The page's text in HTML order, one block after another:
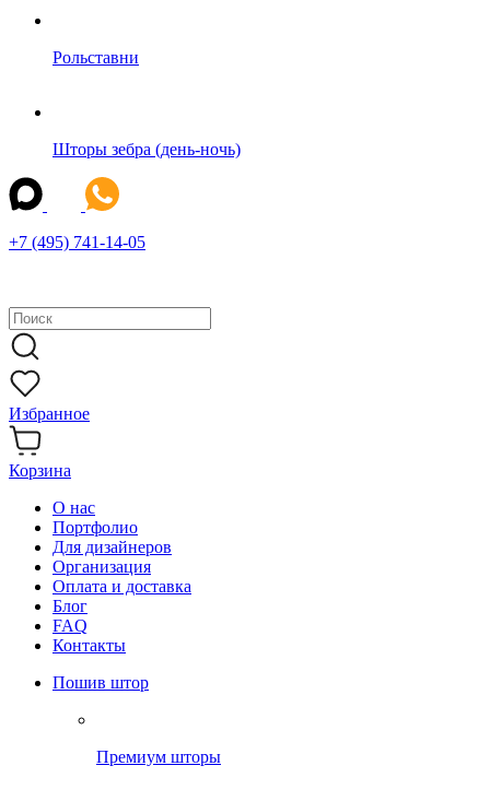
Рольставни
Шторы зебра (день-ночь)
+7 (495) 741-14-05
Избранное
Корзина
О нас
Портфолио
Для дизайнеров
Организация
Оплата и доставка
Блог
FAQ
Контакты
Пошив штор
Премиум шторы